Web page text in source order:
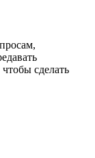
сделать